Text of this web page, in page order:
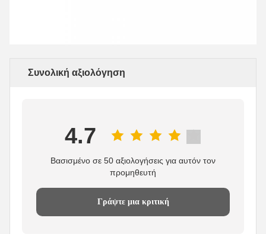
Συνολική αξιολόγηση
4.7
Βασισμένο σε 50 αξιολογήσεις για αυτόν τον
προμηθευτή
Γράψτε μια κριτική